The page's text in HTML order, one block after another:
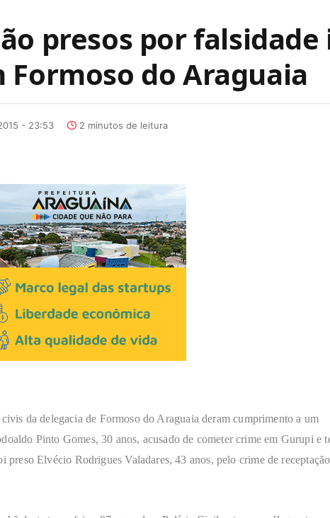
presos por
Formoso do Araguaia
- 23:53 2 minutos de leitura
da delegacia de Formoso do Araguaia deram cumprimento a um
Pinto Gomes, 30 anos, acusado de cometer crime em Gurupi e
Elvécio Rodrigues Valadares, 43 anos, pelo crime de receptação